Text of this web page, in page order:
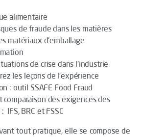
alimentaire
de fraude dans les matières
matériaux d’emballage
de crise dans l'industrie
les leçons de l'expérience
: outil SSAFE Food Fraud
comparaison des exigences des
IFS, BRC et FSSC
tout pratique, elle se compose de